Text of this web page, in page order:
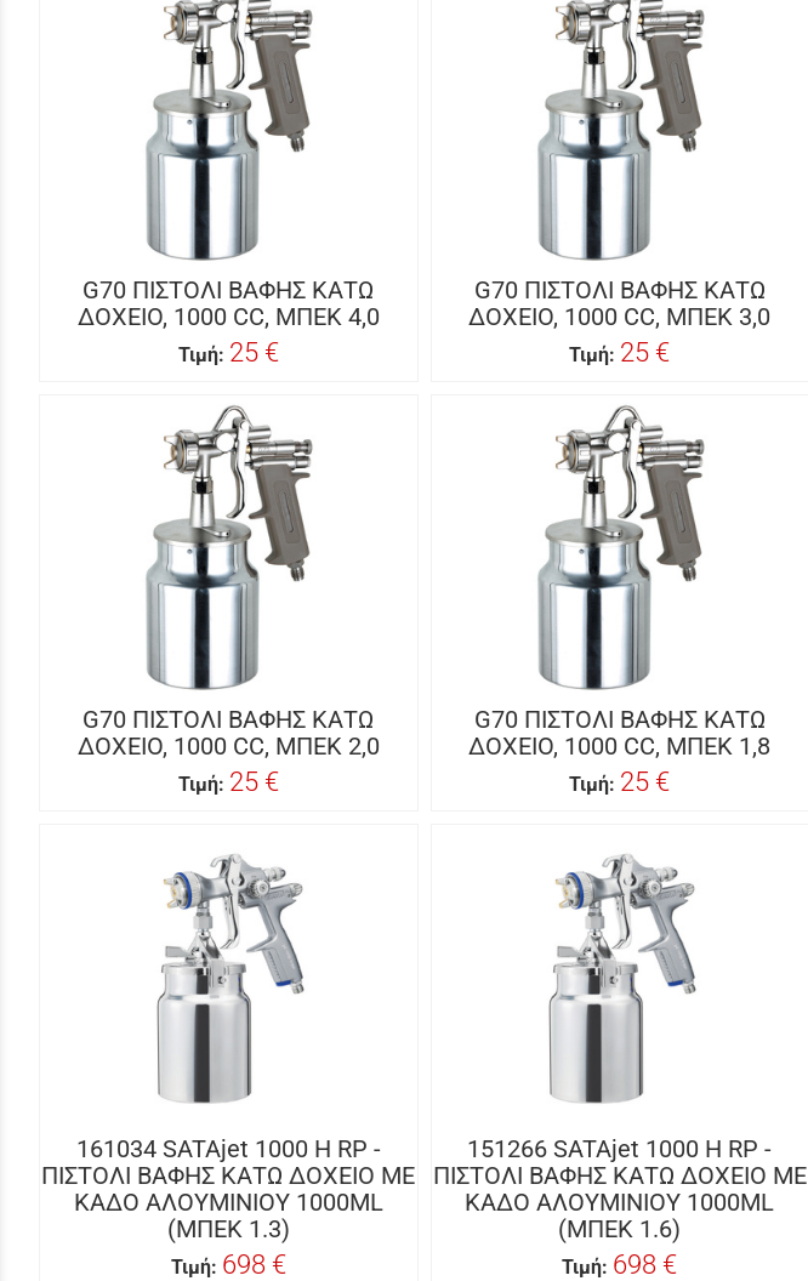
G70 ΠΙΣΤΟΛΙ ΒΑΦΗΣ ΚΑΤΩ
ΔΟΧΕΙΟ, 1000 CC, ΜΠΕΚ 4,0
Τιμή: 25 €
G70 ΠΙΣΤΟΛΙ ΒΑΦΗΣ ΚΑΤΩ
ΔΟΧΕΙΟ, 1000 CC, ΜΠΕΚ 3,0
Τιμή: 25 €
G70 ΠΙΣΤΟΛΙ ΒΑΦΗΣ ΚΑΤΩ
ΔΟΧΕΙΟ, 1000 CC, ΜΠΕΚ 2,0
Τιμή: 25 €
G70 ΠΙΣΤΟΛΙ ΒΑΦΗΣ ΚΑΤΩ
ΔΟΧΕΙΟ, 1000 CC, ΜΠΕΚ 1,8
Τιμή: 25 €
161034 SATAjet 1000 H RP -
ΠΙΣΤΟΛΙ ΒΑΦΗΣ ΚΑΤΩ ΔΟΧΕΙΟ ΜΕ
ΚΑΔΟ ΑΛΟΥΜΙΝΙΟΥ 1000ML
(ΜΠΕΚ 1.3)
Τιμή: 698 €
151266 SATAjet 1000 H RP -
ΠΙΣΤΟΛΙ ΒΑΦΗΣ ΚΑΤΩ ΔΟΧΕΙΟ ΜΕ
ΚΑΔΟ ΑΛΟΥΜΙΝΙΟΥ 1000ML
(ΜΠΕΚ 1.6)
Τιμή: 698 €